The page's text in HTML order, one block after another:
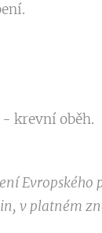
krevní oběh.
Evropského
v platném